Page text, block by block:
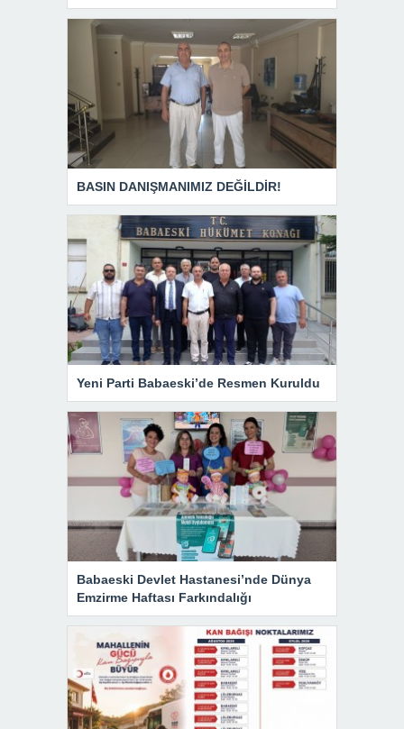
BASIN DANIŞMANIMIZ DEĞİLDİR!
Yeni Parti Babaeski’de Resmen Kuruldu
Babaeski Devlet Hastanesi’nde Dünya
Emzirme Haftası Farkındalığı